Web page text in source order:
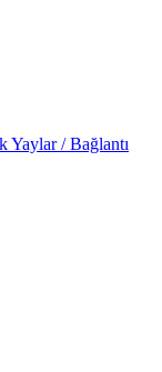
Yaylar / Bağlantı